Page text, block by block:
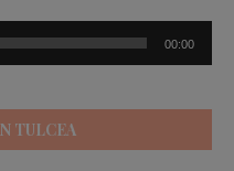
00:00
TULCEA